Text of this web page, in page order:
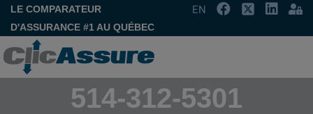
LE COMPARATEUR
D'ASSURANCE #1 AU QUÉBEC
EN
514-312-5301